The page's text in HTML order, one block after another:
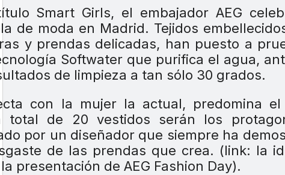
Smart Girls, el embajador AEG
de moda en Madrid. Tejidos
y prendas delicadas, han puesto a
Softwater que purifica el agua,
de limpieza a tan sólo 30 grados.
con la mujer la actual, predomina
de 20 vestidos serán los
por un diseñador que siempre ha
de las prendas que crea. (link: la
presentación de AEG Fashion Day).